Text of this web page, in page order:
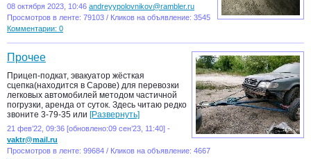
08 октября 2023, 10:46 andreyypolovnikov@rambler.ru
Просмотров в ленте: 79103 / Кликов на объявление: 3545
Комментарии: 0
Прочее
Прицеп-подкат, эвакуатор жёсткая
сцепка(находится в Сарове) для перевозки
легковых автомобилей методом частичной
погрузки, аренда от суток. Здесь читаю редко
звоните 3-79-35 или [Развернуть]
21 фев’22, 09:36 [обновлено:09 сен’23, 11:40] -
vaktr@mail.ru
Просмотров в ленте: 99684 / Кликов на объявление: 4667